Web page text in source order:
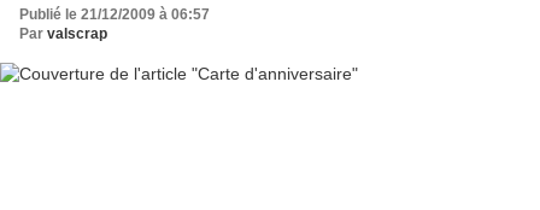
Publié le 21/12/2009 à 06:57
Par valscrap